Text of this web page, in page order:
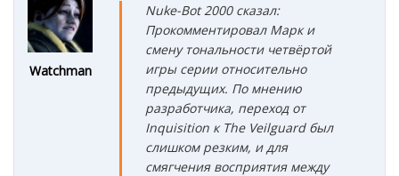
Watchman
Nuke-Bot 2000 сказал:
Прокомментировал Марк и
смену тональности четвёртой
игры серии относительно
предыдущих. По мнению
разработчика, переход от
Inquisition к The Veilguard был
слишком резким, и для
смягчения восприятия между